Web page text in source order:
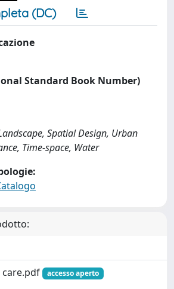
(DC)
Standard Book Number)
Spatial Design, Urban
Time-space, Water
care.pdf
accesso aperto